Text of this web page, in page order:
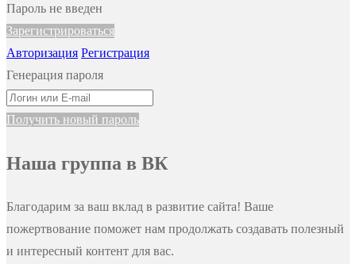
Пароль не введен
Зарегистрироваться
Авторизация Регистрация
Генерация пароля
Получить новый пароль
Наша группа в ВК
Благодарим за ваш вклад в развитие сайта! Ваше
пожертвование поможет нам продолжать создавать полезный
и интересный контент для вас.